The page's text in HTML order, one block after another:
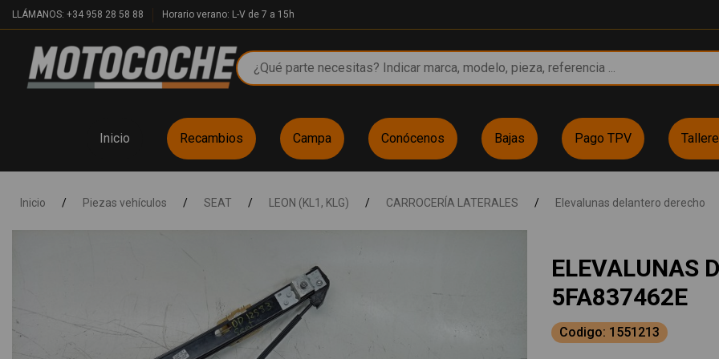
LLÁMANOS: +34 958 28 58 88 Horario verano: L-V de 7 a 15h
Inicio Recambios Campa Conócenos Bajas Pago TPV
Inicio / Piezas vehículos / SEAT / LEON (KL1, KLG) / CARROCERÍA LATERALES / Elevalunas delantero derecho
ELEVALUNAS
5FA837462E
Codigo: 1551213